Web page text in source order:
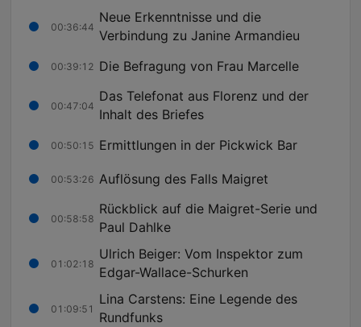
00:36:44
Neue Erkenntnisse und die
Verbindung zu Janine Armandieu
00:39:12 Die Befragung von Frau Marcelle
00:47:04
Das Telefonat aus Florenz und der
Inhalt des Briefes
00:50:15 Ermittlungen in der Pickwick Bar
00:53:26 Auflösung des Falls Maigret
00:58:58
Rückblick auf die Maigret-Serie und
Paul Dahlke
01:02:18
Ulrich Beiger: Vom Inspektor zum
Edgar-Wallace-Schurken
01:09:51
Lina Carstens: Eine Legende des
Rundfunks